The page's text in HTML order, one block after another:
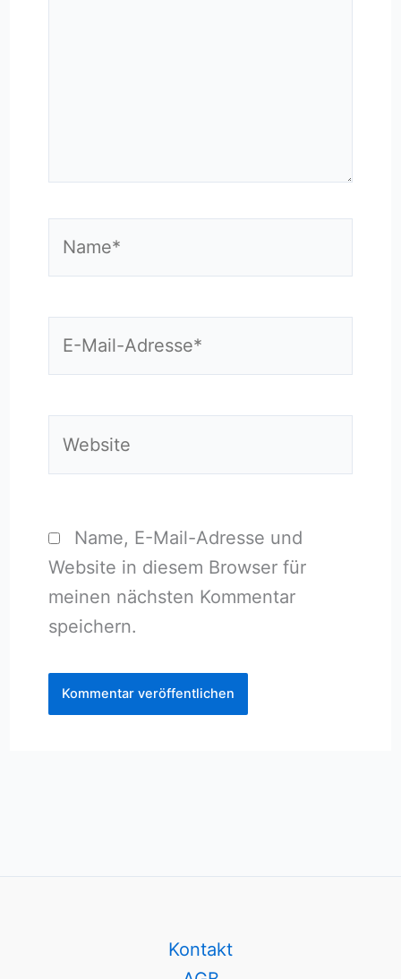
Name, E-Mail-Adresse und
Website in diesem Browser für
meinen nächsten Kommentar
speichern.
Kontakt